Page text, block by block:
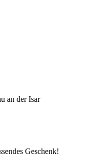
an der Isar
Geschenk!